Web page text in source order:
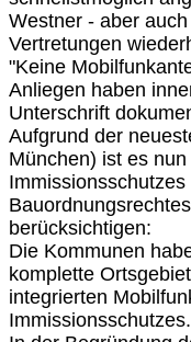
Westner - aber
Vertretungen
"Keine
Anliegen haben
Unterschrift
Aufgrund der
München) ist es
berücksichtigen:
Die Kommunen
komplette
integrierten
Immissionsschutzes.